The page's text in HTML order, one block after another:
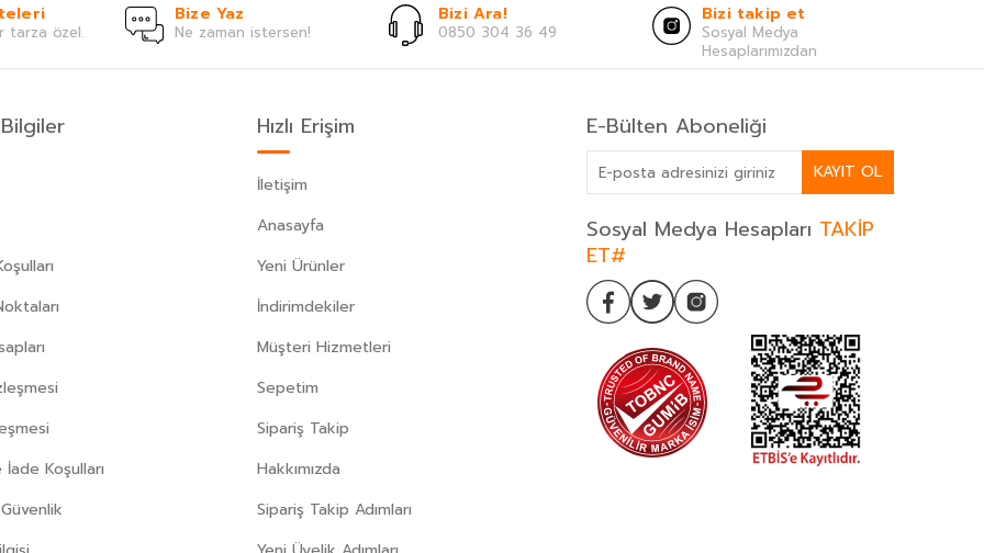
tarza özel.
Bize Yaz
Ne zaman istersen!
Bizi Ara!
0850 304 36 49
Bizi takip et
Sosyal Medya
Hesaplarımızdan
Koşulları
Hızlı Erişim
İletişim
Anasayfa
Yeni Ürünler
İndirimdekiler
Müşteri Hizmetleri
Sepetim
Sipariş Takip
Hakkımızda
Sipariş Takip Adımları
E-Bülten Aboneliği
KAYIT OL
Sosyal Medya Hesapları TAKİP
ET#